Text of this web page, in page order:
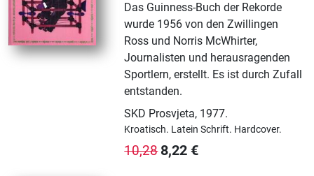
Das Guinness-Buch der Rekorde
wurde 1956 von den Zwillingen
Ross und Norris McWhirter,
Journalisten und herausragenden
Sportlern, erstellt. Es ist durch Zufall
entstanden.
SKD Prosvjeta, 1977.
Kroatisch. Latein Schrift. Hardcover.
10,28 8,22 €